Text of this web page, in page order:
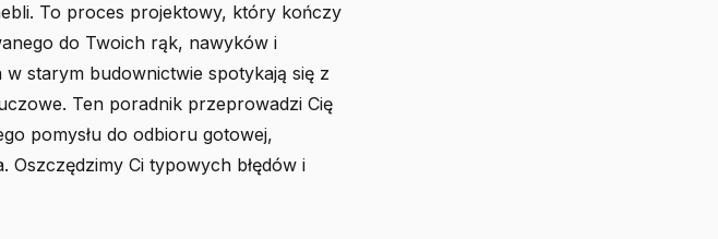
To proces projektowy, który kończy
do Twoich rąk, nawyków i
w starym budownictwie spotykają się z
Ten poradnik przeprowadzi Cię
pomysłu do odbioru gotowej,
Ci typowych błędów i